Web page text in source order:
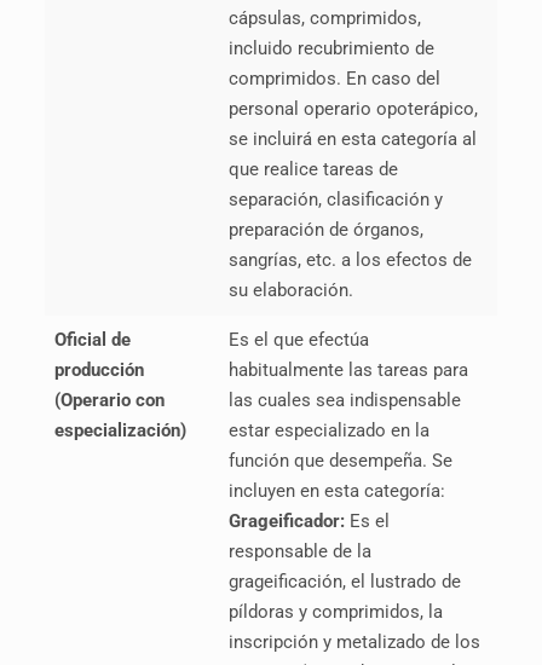
cápsulas, comprimidos,
incluido recubrimiento de
comprimidos. En caso del
personal operario opoterápico,
se incluirá en esta categoría al
que realice tareas de
separación, clasificación y
preparación de órganos,
sangrías, etc. a los efectos de
su elaboración.
Oficial de
producción
(Operario con
especialización)
Es el que efectúa
habitualmente las tareas para
las cuales sea indispensable
estar especializado en la
función que desempeña. Se
incluyen en esta categoría:
Grageificador:Es el
responsable de la
grageificación, el lustrado de
píldoras y comprimidos, la
inscripción y metalizado de los